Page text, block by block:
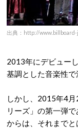
出典：http://www.billboard-
2013年にデビュー
基調とした音楽性で
しかし、2015年4
リーズ」の第一弾
からは、それまで